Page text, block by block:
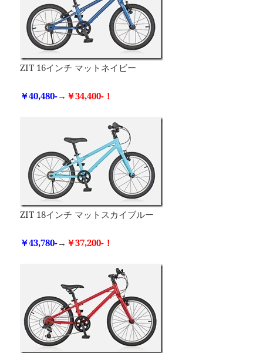
ZIT 16インチ マットネイビー
￥40,480-→ ￥34,400-！
ZIT 18インチ マットスカイブルー
￥43,780-→ ￥37,200-！